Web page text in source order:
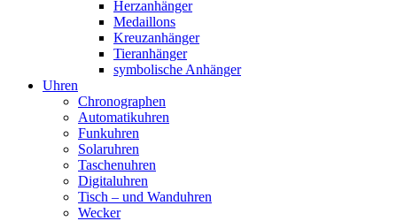
Herzanhänger
Medaillons
Kreuzanhänger
Tieranhänger
symbolische Anhänger
Uhren
Chronographen
Automatikuhren
Funkuhren
Solaruhren
Taschenuhren
Digitaluhren
Tisch – und Wanduhren
Wecker